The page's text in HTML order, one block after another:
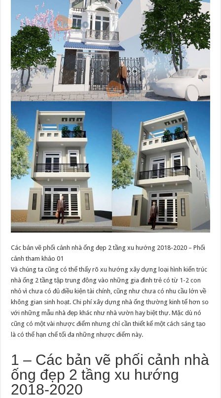
Các bản vẽ phối cảnh nhà ống đẹp 2 tầng xu hướng 2018-2020 – Phối
cảnh tham khảo 01
Và chúng ta cũng có thể thấy rõ xu hướng xây dựng loại hình kiến trúc
nhà ống 2 tầng tập trung đông vào những gia đình trẻ có từ 1-2 con
nhỏ vì chưa có đủ điều kiện tài chính, cũng như chưa có nhu cầu lớn về
không gian sinh hoạt. Chi phí xây dựng nhà ống thường kinh tế hơn so
với những mẫu nhà đẹp khác như nhà vườn hay biệt thự. Mặc dù nó
cũng có một vài nhược điểm nhưng chỉ cần thiết kế một cách sáng tạo
là có thể hạn chế tối đa những nhược điểm này.
1 – Các bản vẽ phối cảnh nhà
ống đẹp 2 tầng xu hướng
2018-2020